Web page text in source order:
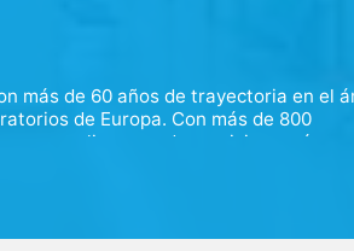
más de 60 años de trayectoria en el
de Europa. Con más de 800
amplia gama de servicios en áreas
avanzada para garantizar